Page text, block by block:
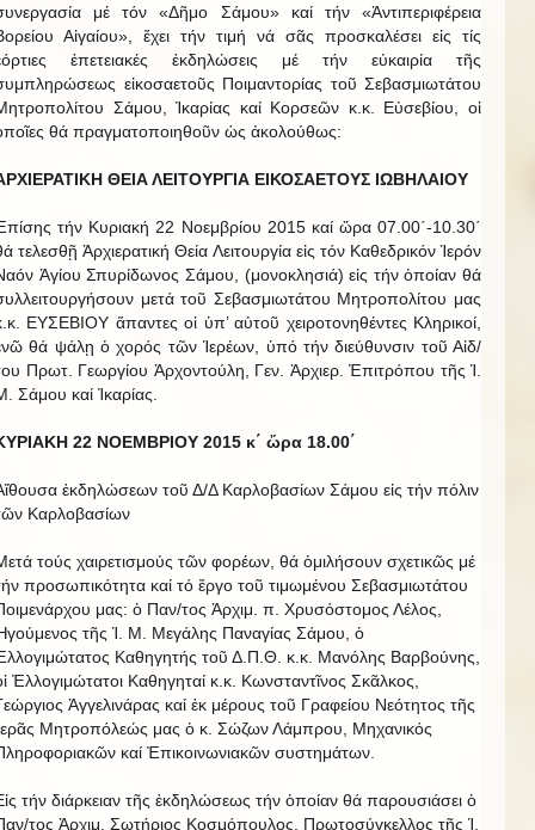
μέ τόν «Δῆμο Σάμου» καί τήν «Ἀντιπεριφέρεια
Αἰγαίου», ἔχει τήν τιμή νά σᾶς προσκαλέσει εἰς τίς
ἐπετειακές ἐκδηλώσεις μέ τήν εὐκαιρία τῆς
εἰκοσαετοῦς Ποιμαντορίας τοῦ Σεβασμιωτάτου
Σάμου, Ἰκαρίας καί Κορσεῶν κ.κ. Εὐσεβίου, οἱ
θά πραγματοποιηθοῦν ὡς ἀκολούθως:
ΘΕΙΑ ΛΕΙΤΟΥΡΓΙΑ ΕΙΚΟΣΑΕΤΟΥΣ ΙΩΒΗΛΑΙΟΥ
τήν Κυριακή 22 Νοεμβρίου 2015 καί ὥρα 07.00΄-10.30΄
τελεσθῇ Ἀρχιερατική Θεία Λειτουργία εἰς τόν Καθεδρικόν Ἱερόν
Ἁγίου Σπυρίδωνος Σάμου, (μονοκλησιά) εἰς τήν ὁποίαν θά
μετά τοῦ Σεβασμιωτάτου Μητροπολίτου μας
ΕΥΣΕΒΙΟΥ ἅπαντες οἱ ὑπ’ αὐτοῦ χειροτονηθέντες Κληρικοί,
θά ψάλῃ ὁ χορός τῶν Ἱερέων, ὑπό τήν διεύθυνσιν τοῦ Αἰδ/
Πρωτ. Γεωργίου Ἀρχοντούλη, Γεν. Ἀρχιερ. Ἐπιτρόπου τῆς Ἱ.
Σάμου καί Ἰκαρίας.
22 ΝΟΕΜΒΡΙΟΥ 2015 κ΄ ὥρα 18.00΄
ἐκδηλώσεων τοῦ Δ/Δ Καρλοβασίων Σάμου εἰς τήν πόλιν
Καρλοβασίων
τούς χαιρετισμούς τῶν φορέων, θά ὁμιλήσουν σχετικῶς μέ
προσωπικότητα καί τό ἔργο τοῦ τιμωμένου Σεβασμιωτάτου
μας: ὁ Παν/τος Ἀρχιμ. π. Χρυσόστομος Λέλος,
τῆς Ἱ. Μ. Μεγάλης Παναγίας Σάμου, ὁ
Καθηγητής τοῦ Δ.Π.Θ. κ.κ. Μανόλης Βαρβούνης,
Ἐλλογιμώτατοι Καθηγηταί κ.κ. Κωνσταντῖνος Σκᾶλκος,
Ἀγγελινάρας καί ἐκ μέρους τοῦ Γραφείου Νεότητος τῆς
Μητροπόλεώς μας ὁ κ. Σώζων Λάμπρου, Μηχανικός
καί Ἐπικοινωνιακῶν συστημάτων.
τήν διάρκειαν τῆς ἐκδηλώσεως τήν ὁποίαν θά παρουσιάσει ὁ
τος Ἀρχιμ. Σωτήριος Κοσμόπουλος, Πρωτοσύγκελλος τῆς Ἱ.